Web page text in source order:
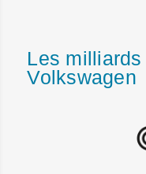
Les milliards
Volkswagen